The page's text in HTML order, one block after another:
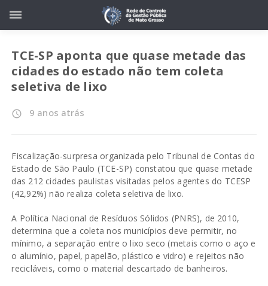
TCE-SP aponta que quase metade das
cidades do estado não tem coleta
seletiva de lixo
access_time 9 anos atrás
Fiscalização-surpresa organizada pelo Tribunal de Contas do
Estado de São Paulo (TCE-SP) constatou que quase metade
das 212 cidades paulistas visitadas pelos agentes do TCESP
(42,92%) não realiza coleta seletiva de lixo.
A Política Nacional de Resíduos Sólidos (PNRS), de 2010,
determina que a coleta nos municípios deve permitir, no
mínimo, a separação entre o lixo seco (metais como o aço e
o alumínio, papel, papelão, plástico e vidro) e rejeitos não
recicláveis, como o material descartado de banheiros.